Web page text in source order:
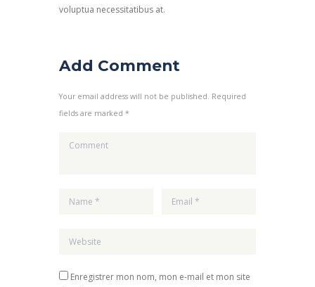
voluptua necessitatibus at.
Add Comment
Your email address will not be published. Required
fields are marked *
Enregistrer mon nom, mon e-mail et mon site